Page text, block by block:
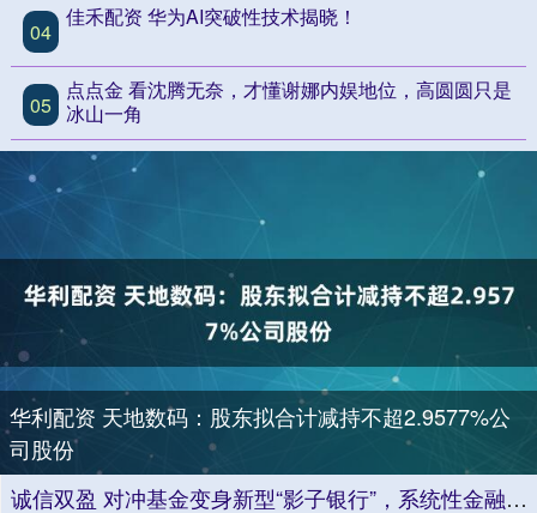
04
佳禾配资 华为AI突破性技术揭晓！
05
点点金 看沈腾无奈，才懂谢娜内娱地位，高圆圆只是
冰山一角
华利配资 天地数码：股东拟合计减持不超2.9577%公
司股份
诚信双盈 对冲基金变身新型“影子银行”，系统性金融风险隐现